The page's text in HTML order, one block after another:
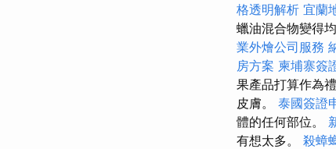
格透明解析 宜蘭
蠟油混合物變得
業外燴公司服務
房方案 柬埔寨簽
果產品打算作為
皮膚。 泰國簽證
體的任何部位。
有想太多。 殺蟑